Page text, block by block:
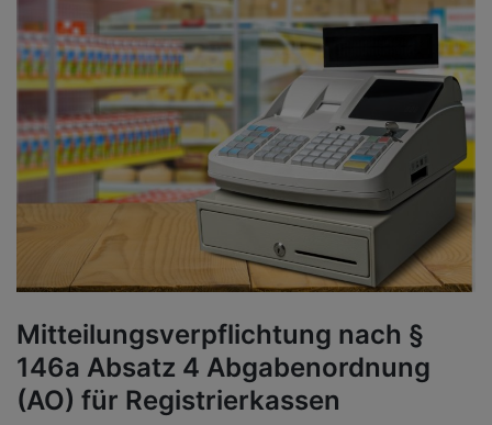
Mitteilungsverpflichtung nach §
146a Absatz 4 Abgabenordnung
(AO) für Registrierkassen